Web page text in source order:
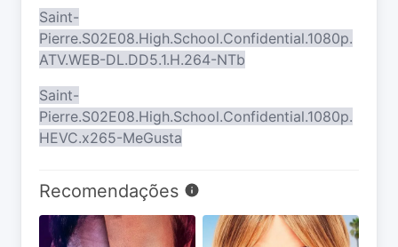
Saint-
Pierre.S02E08.High.School.Confidential.1080p.
ATV.WEB-DL.DD5.1.H.264-NTb
Saint-
Pierre.S02E08.High.School.Confidential.1080p.
HEVC.x265-MeGusta
Recomendações